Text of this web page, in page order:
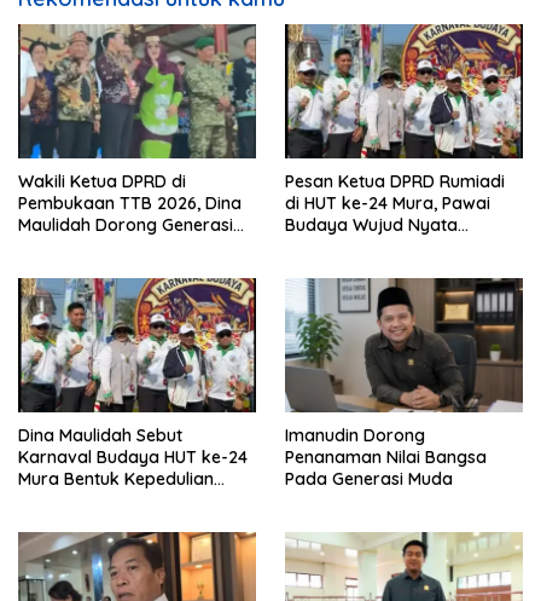
Wakili Ketua DPRD di
Pembukaan TTB 2026, Dina
Maulidah Dorong Generasi
Pesan Ketua DPRD Rumiadi
di HUT ke-24 Mura, Pawai
Budaya Wujud Nyata
Dina Maulidah Sebut
Karnaval Budaya HUT ke-24
Mura Bentuk Kepedulian
Imanudin Dorong
Penanaman Nilai Bangsa
Pada Generasi Muda